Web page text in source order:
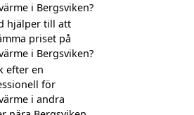
i Bergsviken?
hjälper till att
priset på
i Bergsviken?
efter en
för
i andra